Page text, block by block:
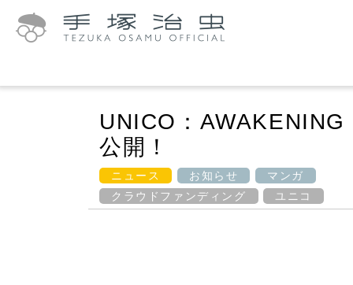
UNICO：
公開！
ニュース お知らせ
マンガ
クラウドファンディング
ユニコ